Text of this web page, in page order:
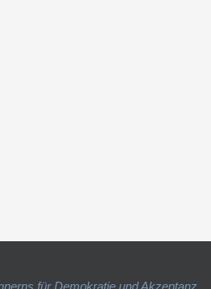
für Demokratie und Akzeptanz